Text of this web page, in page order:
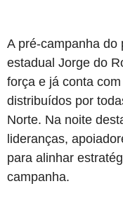
A pré-campanha do
estadual Jorge do
força e já conta
distribuídos por
Norte. Na noite
lideranças,
para alinhar
campanha.